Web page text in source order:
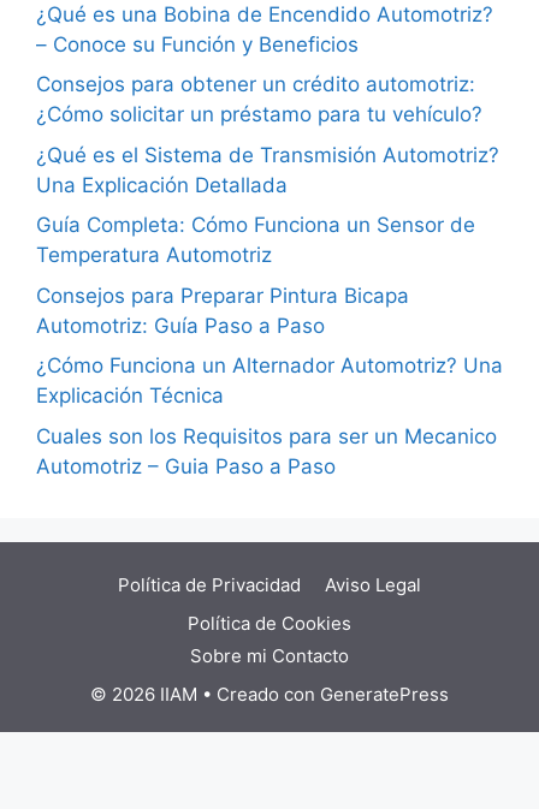
¿Qué es una Bobina de Encendido Automotriz?
– Conoce su Función y Beneficios
Consejos para obtener un crédito automotriz:
¿Cómo solicitar un préstamo para tu vehículo?
¿Qué es el Sistema de Transmisión Automotriz?
Una Explicación Detallada
Guía Completa: Cómo Funciona un Sensor de
Temperatura Automotriz
Consejos para Preparar Pintura Bicapa
Automotriz: Guía Paso a Paso
¿Cómo Funciona un Alternador Automotriz? Una
Explicación Técnica
Cuales son los Requisitos para ser un Mecanico
Automotriz – Guia Paso a Paso
Política de Privacidad
Aviso Legal
Política de Cookies
Sobre mi Contacto
© 2026 IIAM • Creado con GeneratePress